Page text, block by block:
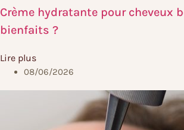
Crème hydratante pour cheveux
bienfaits ?
Lire plus
08/06/2026